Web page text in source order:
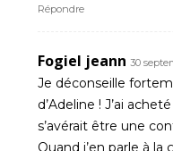
Répondre
Fogiel jeann 30
Je déconseille
d’Adeline ! J’ai
s’avérait être une
Quand j’en parle à